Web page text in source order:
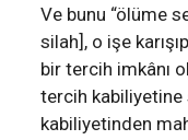
Ve bunu “ölüme
silah], o işe
bir tercih imkânı
tercih
kabiliyetinden